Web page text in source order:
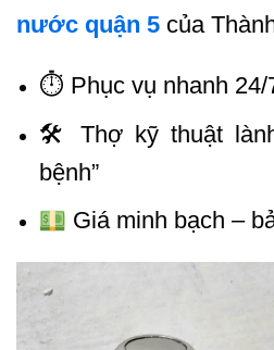
nước quận 5 của
⏱ Phục vụ nhanh 24/
🛠 Thợ kỹ thuật
bệnh”
Giá minh bạch –